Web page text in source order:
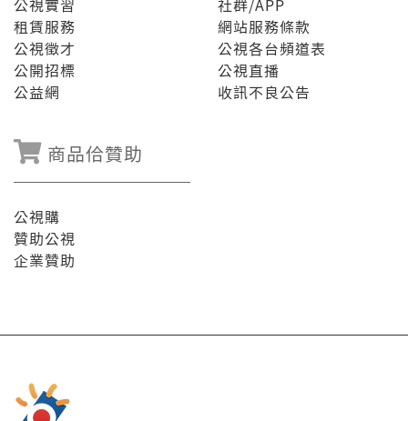
公視實習
租賃服務
公視徵才
公開招標
公益網
社群/APP
網站服務條款
公視各台頻道表
公視直播
收訊不良公告
商品佮贊助
公視購
贊助公視
企業贊助